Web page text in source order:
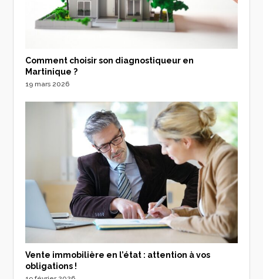
Comment choisir son diagnostiqueur en
Martinique ?
19 mars 2026
Vente immobilière en l’état : attention à vos
obligations !